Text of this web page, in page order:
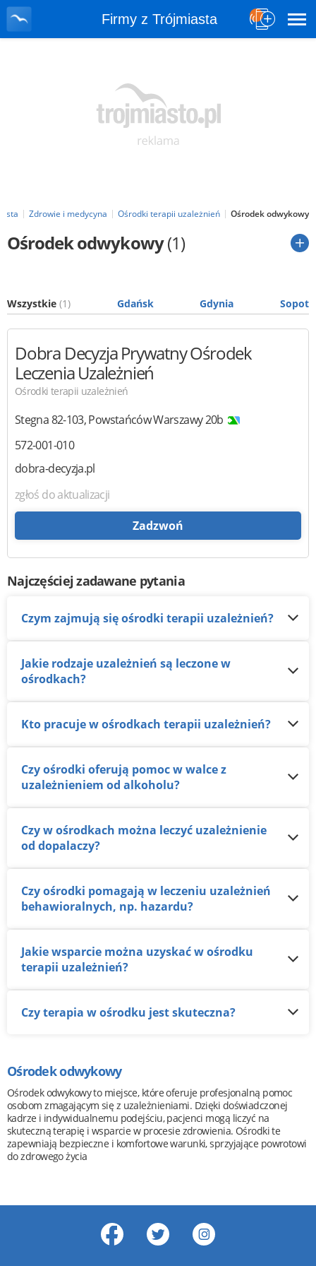
Firmy z Trójmiasta
Zdrowie i medycyna Ośrodki terapii uzależnień Ośrodek odwykowy
Ośrodek odwykowy(1)
Wszystkie (1) Gdańsk Gdynia Sopot
Dobra DecyzjaPrywatny Ośrodek
Leczenia Uzależnień
Ośrodki terapii uzależnień
Stegna82-103,Powstańców Warszawy 20b
572-001-010
dobra-decyzja.pl
zgłoś do aktualizacji
Zadzwoń
Najczęściej zadawane pytania
Czym zajmują się ośrodki terapii uzależnień?
Jakie rodzaje uzależnień są leczone w
ośrodkach?
Kto pracuje w ośrodkach terapii uzależnień?
Czy ośrodki oferują pomoc w walce z
uzależnieniem od alkoholu?
Czy w ośrodkach można leczyć uzależnienie
od dopalaczy?
Czy ośrodki pomagają w leczeniu uzależnień
behawioralnych, np. hazardu?
Jakie wsparcie można uzyskać w ośrodku
terapii uzależnień?
Czy terapia w ośrodku jest skuteczna?
Ośrodek odwykowy
Ośrodek odwykowy to miejsce, które oferuje profesjonalną pomoc
osobom zmagającym się z uzależnieniami. Dzięki doświadczonej
kadrze i indywidualnemu podejściu, pacjenci mogą liczyć na
skuteczną terapię i wsparcie w procesie zdrowienia. Ośrodki te
zapewniają bezpieczne i komfortowe warunki, sprzyjające powrotowi
do zdrowego życia